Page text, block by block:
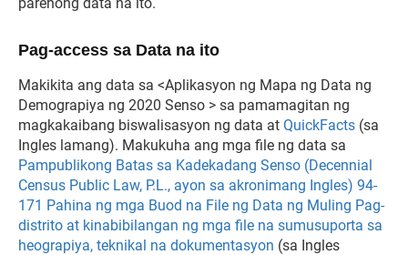
Pag-access sa Data na ito
Makikita ang data sa <Aplikasyon ng Mapa ng Data ng
Demograpiya ng 2020 Senso > sa pamamagitan ng
magkakaibang biswalisasyon ng data at QuickFacts (sa
Ingles lamang). Makukuha ang mga file ng data sa
Pampublikong Batas sa Kadekadang Senso (Decennial
Census Public Law, P.L., ayon sa akronimang Ingles) 94-
171 Pahina ng mga Buod na File ng Data ng Muling Pag-
distrito at kinabibilangan ng mga file na sumusuporta sa
heograpiya, teknikal na dokumentasyon (sa Ingles